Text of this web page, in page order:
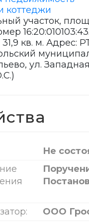
коттеджи
участок,
кв. м. Адрес:
ул.
Не
ООО